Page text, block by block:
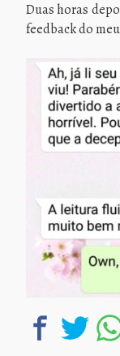
Duas horas
feedback do